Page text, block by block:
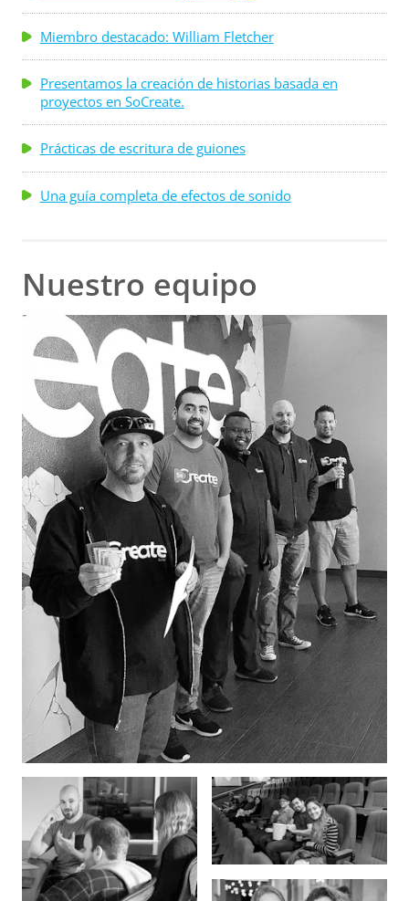
Miembro destacado: William Fletcher
Presentamos la creación de historias basada en
proyectos en SoCreate.
Prácticas de escritura de guiones
Una guía completa de efectos de sonido
Nuestro equipo